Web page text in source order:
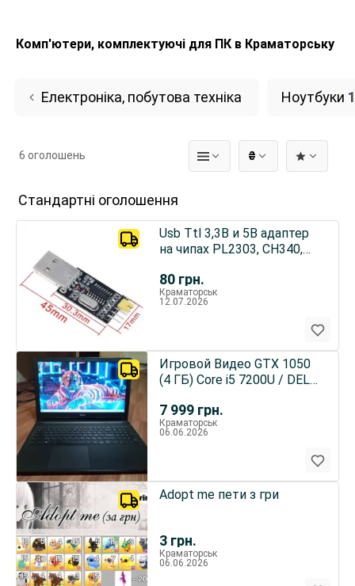
Комп'ютери, комплектуючі для ПК в Краматорську
Електроніка, побутова техніка Ноутбуки 1
₴
6 оголошень
Стандартні оголошення
80 грн.
Usb Ttl 3,3В и 5В адаптер
на чипах PL2303, CH340,
Краматорськ
12.07.2026
7 999 грн.
Игровой Видео GTX 1050
(4 ГБ) Core i5 7200U / DELL
Краматорськ
06.06.2026
3 грн.
Adopt me пети з гри
Краматорськ
06.06.2026